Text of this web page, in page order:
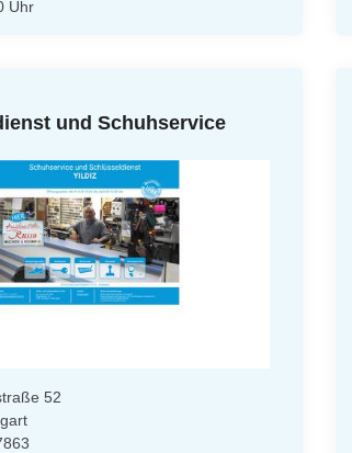
Uhr
und Schuhservice
52